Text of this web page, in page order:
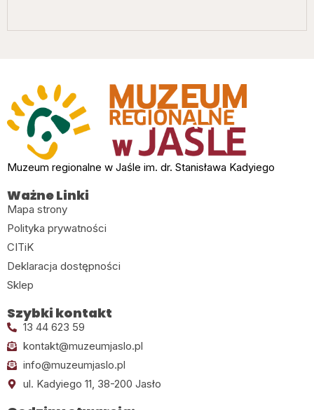
Muzeum regionalne w Jaśle im. dr. Stanisława Kadyiego
Ważne Linki
Mapa strony
Polityka prywatności
CITiK
Deklaracja dostępności
Sklep
Szybki kontakt
13 44 623 59
kontakt@muzeumjaslo.pl
info@muzeumjaslo.pl
ul. Kadyiego 11, 38-200 Jasło